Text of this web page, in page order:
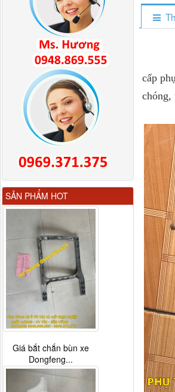
Phụ
cấp
chóng,
Hình
SẢN PHẨM HOT
M4610162101A0 Tapbi
cửa Thaco...
Gương chiếu hậu FAW
JH6 có sấy...
Giá bắt chắn bùn xe
Dongfeng...